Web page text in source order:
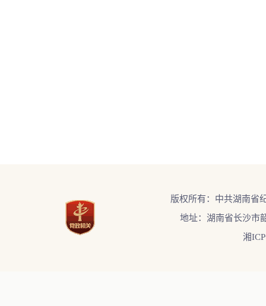
版权所有：中共湖南省
地址：湖南省长沙市
湘